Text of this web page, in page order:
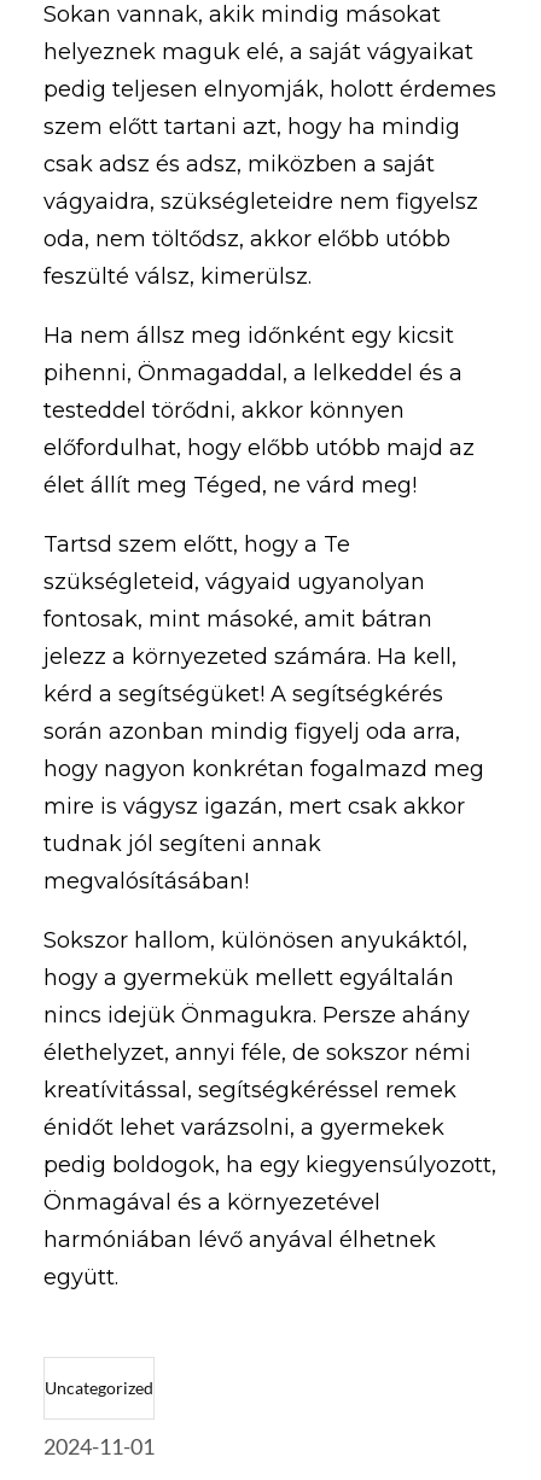
Sokan vannak, akik mindig másokat
helyeznek maguk elé, a saját vágyaikat
pedig teljesen elnyomják, holott érdemes
szem előtt tartani azt, hogy ha mindig
csak adsz és adsz, miközben a saját
vágyaidra, szükségleteidre nem figyelsz
oda, nem töltődsz, akkor előbb utóbb
feszülté válsz, kimerülsz.
Ha nem állsz meg időnként egy kicsit
pihenni, Önmagaddal, a lelkeddel és a
testeddel törődni, akkor könnyen
előfordulhat, hogy előbb utóbb majd az
élet állít meg Téged, ne várd meg!
Tartsd szem előtt, hogy a Te
szükségleteid, vágyaid ugyanolyan
fontosak, mint másoké, amit bátran
jelezz a környezeted számára. Ha kell,
kérd a segítségüket! A segítségkérés
során azonban mindig figyelj oda arra,
hogy nagyon konkrétan fogalmazd meg
mire is vágysz igazán, mert csak akkor
tudnak jól segíteni annak
megvalósításában!
Sokszor hallom, különösen anyukáktól,
hogy a gyermekük mellett egyáltalán
nincs idejük Önmagukra. Persze ahány
élethelyzet, annyi féle, de sokszor némi
kreatívitással, segítségkéréssel remek
énidőt lehet varázsolni, a gyermekek
pedig boldogok, ha egy kiegyensúlyozott,
Önmagával és a környezetével
harmóniában lévő anyával élhetnek
együtt.
Uncategorized
2024-11-01